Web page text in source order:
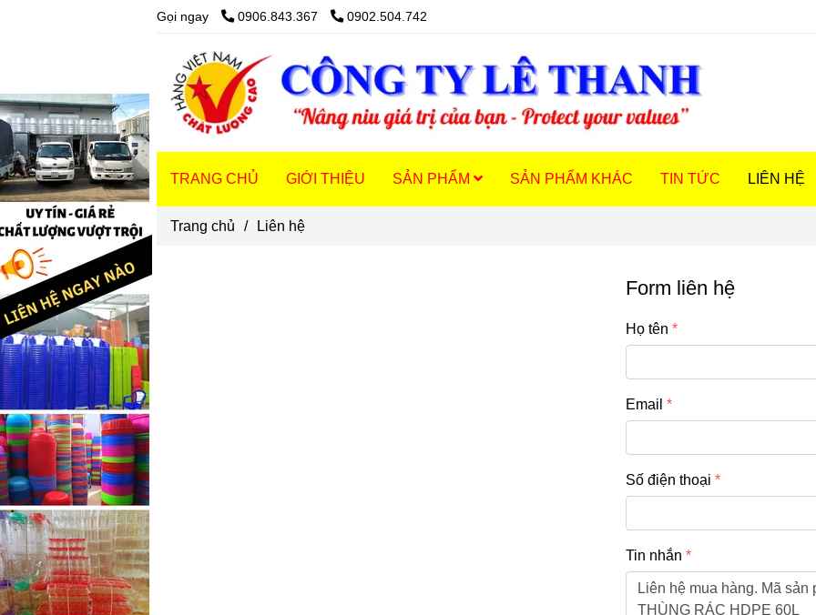
Gọi ngay 0906.843.367 0902.504.742
TRANG CHỦ GIỚI THIỆU SẢN PHẨM SẢN PHẨM KHÁC TIN TỨC LIÊN HỆ
Trang chủ / Liên hệ
Form liên hệ
Họ tên
Email
Số điện thoại
Tin nhắn